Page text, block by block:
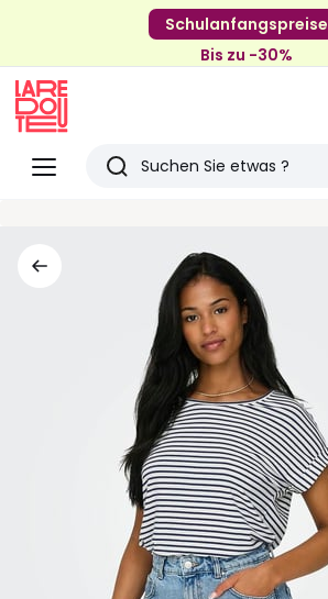
Schulanfangspreise
Bis zu -30%
Menü
Redoute
Suchen